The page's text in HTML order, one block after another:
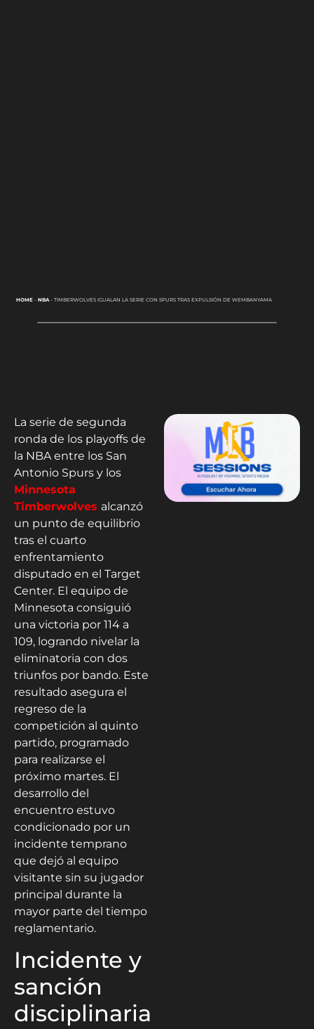
HOME- NBA- TIMBERWOLVES IGUALAN LA SERIE CON SPURS TRAS EXPULSIÓN DE WEMBANYAMA
La serie de segunda
ronda de los playoffs de
la NBA entre los San
Antonio Spurs y los
Minnesota
Timberwolves alcanzó
un punto de equilibrio
tras el cuarto
enfrentamiento
disputado en el Target
Center. El equipo de
Minnesota consiguió
una victoria por 114 a
109, logrando nivelar la
eliminatoria con dos
triunfos por bando. Este
resultado asegura el
regreso de la
competición al quinto
partido, programado
para realizarse el
próximo martes. El
desarrollo del
encuentro estuvo
condicionado por un
incidente temprano
que dejó al equipo
visitante sin su jugador
principal durante la
mayor parte del tiempo
reglamentario.
Incidente y
sanción
disciplinaria